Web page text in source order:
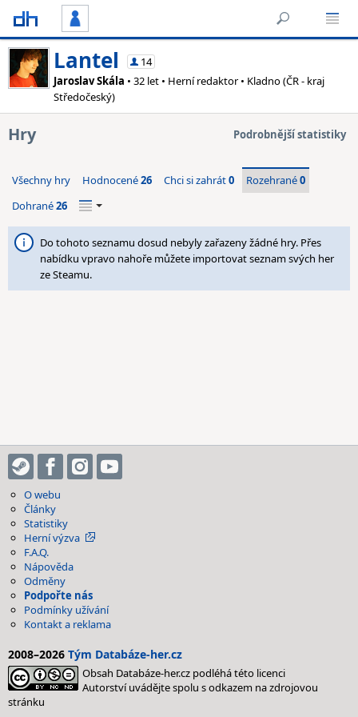
Lantel
14
Jaroslav Skála • 32 let • Herní redaktor • Kladno (ČR - kraj
Středočeský)
Hry Podrobnější statistiky
Všechny hry Hodnocené26 Chci si zahrát0 Rozehrané0
Dohrané26
Do tohoto seznamu dosud nebyly zařazeny žádné hry. Přes
nabídku vpravo nahoře můžete importovat seznam svých her
ze Steamu.
O webu
Články
Statistiky
Herní výzva
F.A.Q.
Nápověda
Odměny
Podpořte nás
Podmínky užívání
Kontakt a reklama
2008–2026 Tým Databáze-her.cz
Obsah Databáze-her.cz podléhá této licenci
Autorství uvádějte spolu s odkazem na zdrojovou
stránku